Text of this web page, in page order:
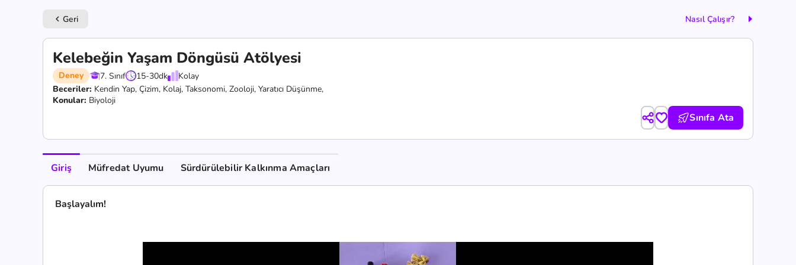
keyboard_arrow_left Geri Nasıl Çalışır?
Kelebeğin Yaşam Döngüsü Atölyesi
Deney 7. Sınıf 15-30dk
Kolay
Beceriler: Kendin Yap, Çizim, Kolaj, Taksonomi, Zooloji, Yaratıcı Düşünme,
Konular: Biyoloji
Sınıfa Ata
Giriş Müfredat Uyumu Sürdürülebilir Kalkınma Amaçları
Başlayalım!